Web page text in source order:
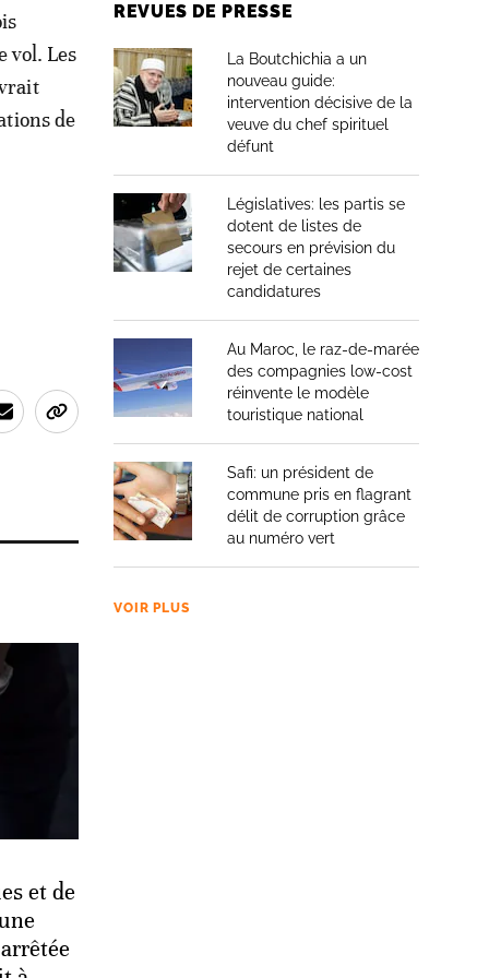
vol. Les
de
et de
REVUES DE PRESSE
La Boutchichia a un
nouveau guide:
intervention décisive de la
veuve du chef spirituel
défunt
Législatives: les partis se
dotent de listes de
secours en prévision du
rejet de certaines
candidatures
Au Maroc, le raz-de-marée
des compagnies low-cost
réinvente le modèle
touristique national
Safi: un président de
commune pris en flagrant
délit de corruption grâce
au numéro vert
VOIR PLUS